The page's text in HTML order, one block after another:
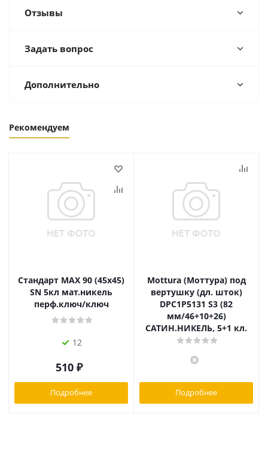
Отзывы
Задать вопрос
Дополнительно
Рекомендуем
Стандарт MAX 90 (45х45)
SN 5кл мат.никель
перф.ключ/ключ
12
510 ₽
Подробнее
Mottura (Моттура) под
вертушку (дл. шток)
DPC1P5131 S3 (82
мм/46+10+26)
САТИН.НИКЕЛЬ, 5+1 кл.
Подробнее